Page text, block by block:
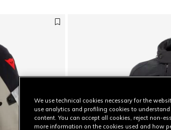
We use technical cookies necessary for the
use analytics and profiling cookies to
content. You can accept all cookies, reject non-
more information on the cookies used and how